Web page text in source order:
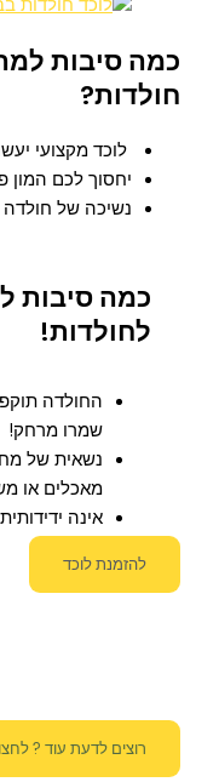
כמה סיבות
חולדות?
לוכד מקצועי
יחסוך לכם המון
נשיכה של חולדה
כמה סיבות
לחולדות!
החולדה
שמרו מרחק!
נשאית של
מאכלים או
אינה
להזמנת לוכד
רוצים לדעת עוד ?